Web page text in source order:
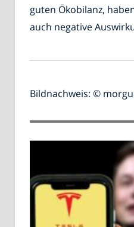
guten Ökobilanz,
auch negative
Bildnachweis: ©